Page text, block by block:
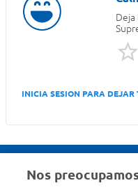
INICIA SESION PARA DEJAR
Nos